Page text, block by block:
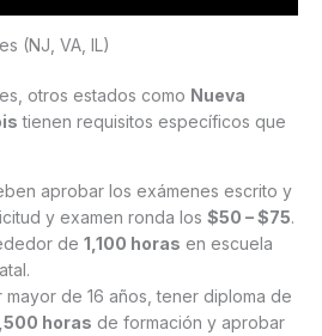
(NJ, VA, IL)
otros estados como Nueva
tienen requisitos específicos que
aprobar los exámenes escrito y
y examen ronda los $50 – $75.
de 1,100 horas en escuela
mayor de 16 años, tener diploma de
horas de formación y aprobar